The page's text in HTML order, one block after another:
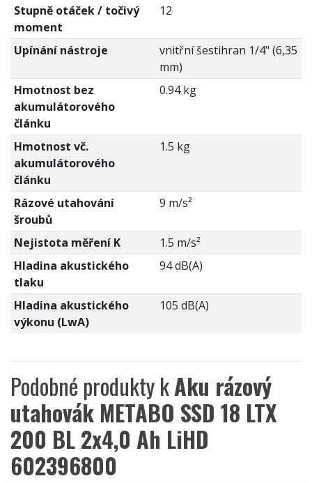
Stupně otáček / točivý
moment
12
Upínání nástroje
vnitřní šestihran 1/4" (6,35
mm)
Hmotnost bez
akumulátorového
článku
0.94 kg
Hmotnost vč.
akumulátorového
článku
1.5 kg
Rázové utahování
šroubů
9 m/s²
Nejistota měření K
1.5 m/s²
Hladina akustického
tlaku
94 dB(A)
Hladina akustického
výkonu (LwA)
105 dB(A)
Podobné produkty kAku rázový
utahovák METABO SSD 18 LTX
200 BL 2x4,0 Ah LiHD
602396800